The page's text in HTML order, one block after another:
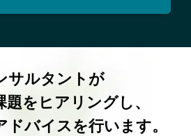
サルタントが
をヒアリングし、
バイスを行います。